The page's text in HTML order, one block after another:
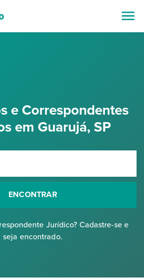
e Correspondentes
em Guarujá, SP
ENCONTRAR
Jurídico? Cadastre-se e
seja encontrado.